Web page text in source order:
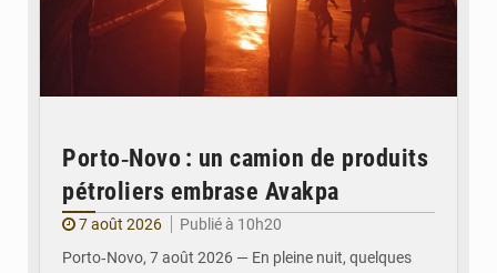
Porto‑Novo : un camion de produits
pétroliers embrase Avakpa
7 août 2026
Publié à 10h20
Porto‑Novo, 7 août 2026 — En pleine nuit, quelques